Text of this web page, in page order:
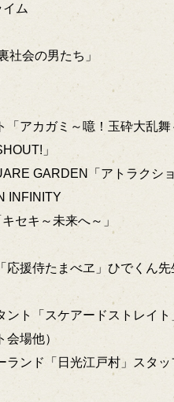
ム
社会の男たち」
「アカガミ～噫！玉砕大乱舞
」
GARDEN「アトラクシ
INFINITY
セキ～未来へ～」
応援侍たまべヱ」ひでくん
ント「スケアードストレイ
会場他）
ランド「日光江戸村」スタッ